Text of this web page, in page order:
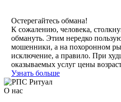
Остерегайтесь обмана!
К сожалению, человека,
обмануть. Этим нередко
мошенники, а на похоронном
исключение, а правило. При
оказываемых услуг цены
Узнать больше
О нас